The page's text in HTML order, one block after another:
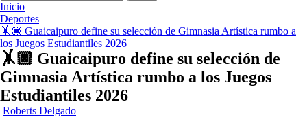
Inicio
Deportes
🤸🏿 Guaicaipuro define su selección de Gimnasia Artística rumbo a
los Juegos Estudiantiles 2026
🤸🏿 Guaicaipuro define su selección de
Gimnasia Artística rumbo a los Juegos
Estudiantiles 2026
Roberts Delgado